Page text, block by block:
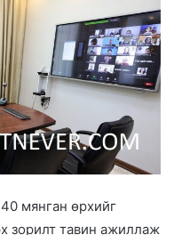
мянган өрхийг
зорилт тавин ажиллаж